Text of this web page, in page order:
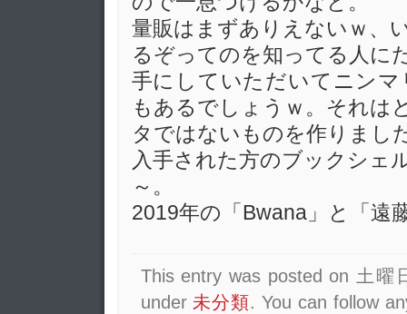
量販はまずありえないｗ、
るぞってのを知ってる人に
手にしていただいてニン
もあるでしょうｗ。それは
タではないものを作りまし
入手された方のブックシェ
～。
2019年の「Bwana」と「遠
This entry was posted on 土
under 未分類. You can follow